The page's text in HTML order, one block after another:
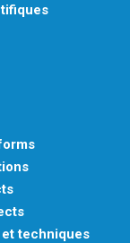
techniques